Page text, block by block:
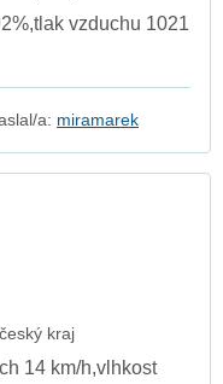
vzduchu 1021
a: miramarek
kraj
14 km/h,vlhkost